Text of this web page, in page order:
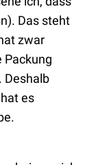
Das steht
zwar
Packung
Deshalb
es